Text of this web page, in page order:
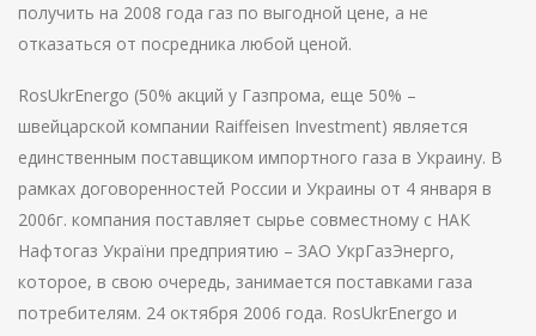
получить на 2008 года газ по выгодной цене, а не
отказаться от посредника любой ценой.
RosUkrEnergo (50% акций у Газпрома, еще 50% –
швейцарской компании Raiffeisen Investment) является
единственным поставщиком импортного газа в Украину. В
рамках договоренностей России и Украины от 4 января в
2006г. компания поставляет сырье совместному с НАК
Нафтогаз України предприятию – ЗАО УкрГазЭнерго,
которое, в свою очередь, занимается поставками газа
потребителям. 24 октября 2006 года. RosUkrEnergo и